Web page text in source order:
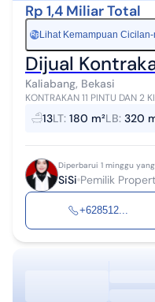
Rp 1,4 Miliar Total
RpLihat Kemampuan Cicilan-
Dijual
Kaliabang, Bekasi
KONTRAKAN 11 PINTU DAN
tengah.bekasi utara.kota
*IMB lengkap #LT 180m2 #Lb
13LT: 180 m²LB: 320
Diperbarui 1 minggu
SiSi Pemilik
+628512...